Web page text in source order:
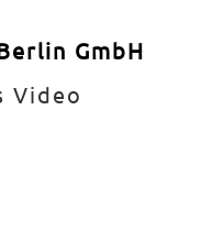
GmbH
Video